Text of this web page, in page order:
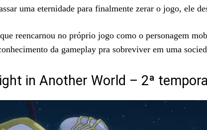
uma eternidade para finalmente zerar o jogo, ele
reencarnou no próprio jogo como o personagem
da gameplay pra sobreviver em uma
in Another World – 2ª